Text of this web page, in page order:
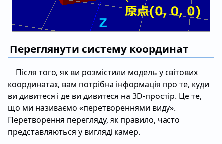
Переглянути систему координат
Після того, як ви розмістили модель у світових
координатах, вам потрібна інформація про те, куди
ви дивитеся і де ви дивитеся на 3D-простір. Це те,
що ми називаємо «перетвореннями виду».
Перетворення перегляду, як правило, часто
представляються у вигляді камер.